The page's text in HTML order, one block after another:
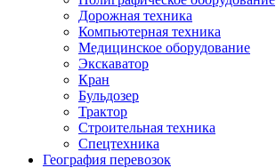
Дорожная техника
Компьютерная техника
Медицинское оборудование
Экскаватор
Кран
Бульдозер
Трактор
Строительная техника
Спецтехника
География перевозок